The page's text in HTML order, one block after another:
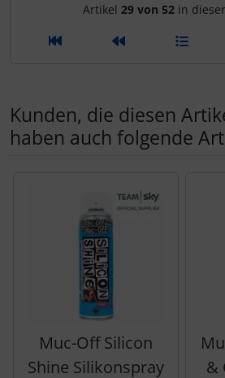
Artikel 29 von 52 in
Kunden, die diesen
haben auch folgende
Muc-Off Silicon
Shine Silikonspray
&
LOOK
MOST
OPEN Cycle
Pinarello